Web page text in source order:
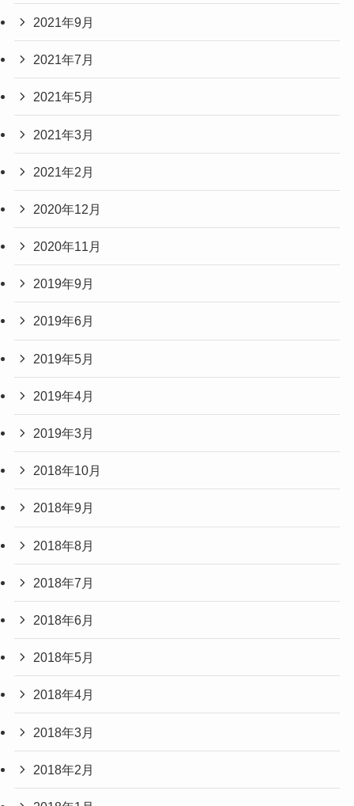
2021年9月
2021年7月
2021年5月
2021年3月
2021年2月
2020年12月
2020年11月
2019年9月
2019年6月
2019年5月
2019年4月
2019年3月
2018年10月
2018年9月
2018年8月
2018年7月
2018年6月
2018年5月
2018年4月
2018年3月
2018年2月